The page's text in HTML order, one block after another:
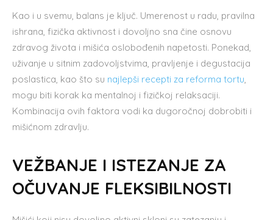
Kao i u svemu, balans je ključ. Umerenost u radu, pravilna
ishrana, fizička aktivnost i dovoljno sna čine osnovu
zdravog života i mišića oslobođenih napetosti. Ponekad,
uživanje u sitnim zadovoljstvima, pravljenje i degustacija
poslastica, kao što su najlepši recepti za reforma tortu,
mogu biti korak ka mentalnoj i fizičkoj relaksaciji.
Kombinacija ovih faktora vodi ka dugoročnoj dobrobiti i
mišićnom zdravlju.
VEŽBANJE I ISTEZANJE ZA
OČUVANJE FLEKSIBILNOSTI